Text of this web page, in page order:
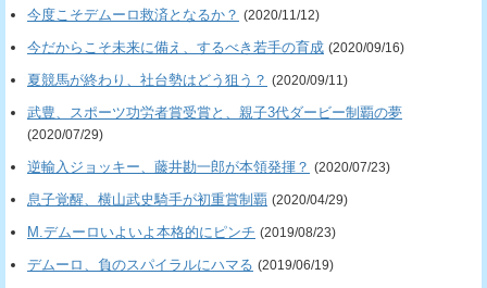
今度こそデムーロ救済となるか？ (2020/11/12)
今だからこそ未来に備え、するべき若手の育成 (2020/09/16)
夏競馬が終わり、社台勢はどう狙う？ (2020/09/11)
武豊、スポーツ功労者賞受賞と、親子3代ダービー制覇の夢
(2020/07/29)
逆輸入ジョッキー、藤井勘一郎が本領発揮？ (2020/07/23)
息子覚醒、横山武史騎手が初重賞制覇 (2020/04/29)
M.デムーロいよいよ本格的にピンチ (2019/08/23)
デムーロ、負のスパイラルにハマる (2019/06/19)